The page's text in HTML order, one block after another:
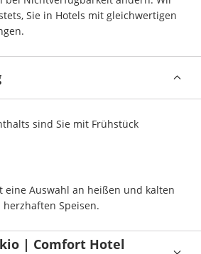
Sie in Hotels mit gleichwertigen
sind Sie mit Frühstück
eine Auswahl an heißen und kalten
Speisen.
| Comfort Hotel